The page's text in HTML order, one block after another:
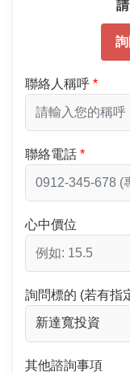
聯絡人稱呼
聯絡電話
心中價位
詢問標的 (若有指
其他諮詢事項